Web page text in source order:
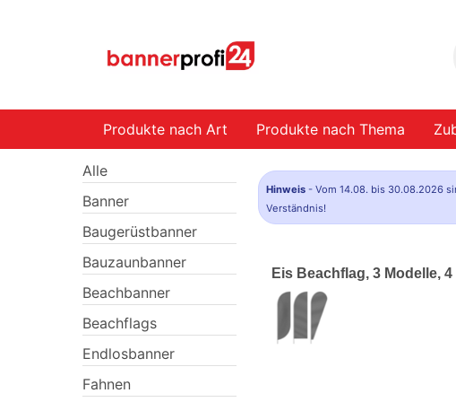
Produkte nach Art Produkte nach Thema
Alle
Banner
Baugerüstbanner
Bauzaunbanner
Beachbanner
Beachflags
Endlosbanner
Fahnen
Hinweis - Vom 14.08. bis 30.08.2026
Verständnis!
Eis Beachflag, 3 Modelle,